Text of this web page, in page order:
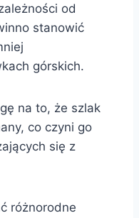
od
stanowić
górskich.
na to, że szlak
co czyni go
się z
różnorodne